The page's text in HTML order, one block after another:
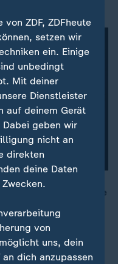
es Behörden zufolge
Infektionen mit dem
infiziert
ZDF, ZDFheute
setzen wir
ein. Einige
unbedingt
Mit deiner
Dienstleister
auf deinem Gerät
geben wir
nicht an
direkten
deine Daten
von
uns, dein
dich anzupassen